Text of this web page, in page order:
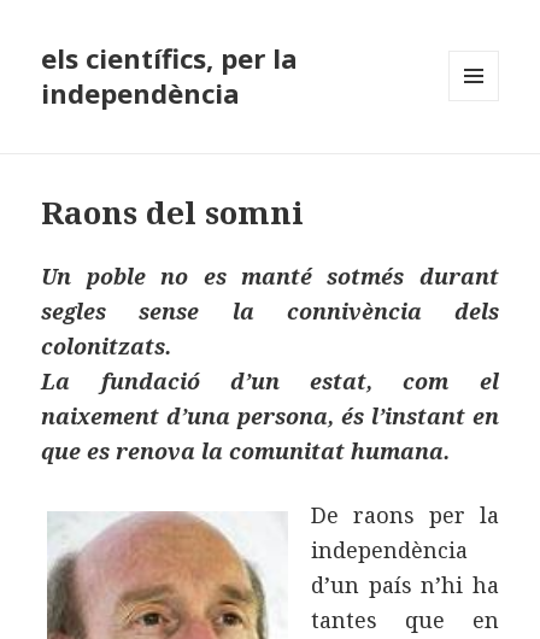
els científics, per la
independència
Raons del somni
Un poble no es manté sotmés durant
segles sense la connivència dels
colonitzats.
La fundació d’un estat, com el
naixement d’una persona, és l’instant en
que es renova la comunitat humana.
De raons per la
independència
d’un país n’hi ha
tantes que en